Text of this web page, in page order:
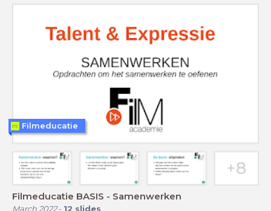
Filmeducatie BASIS - Samenwerken
March 2022- 12 slides
Filmeducatie